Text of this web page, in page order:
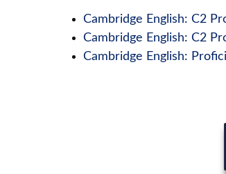
Cambridge English: C2
Cambridge English: C2
Cambridge English: